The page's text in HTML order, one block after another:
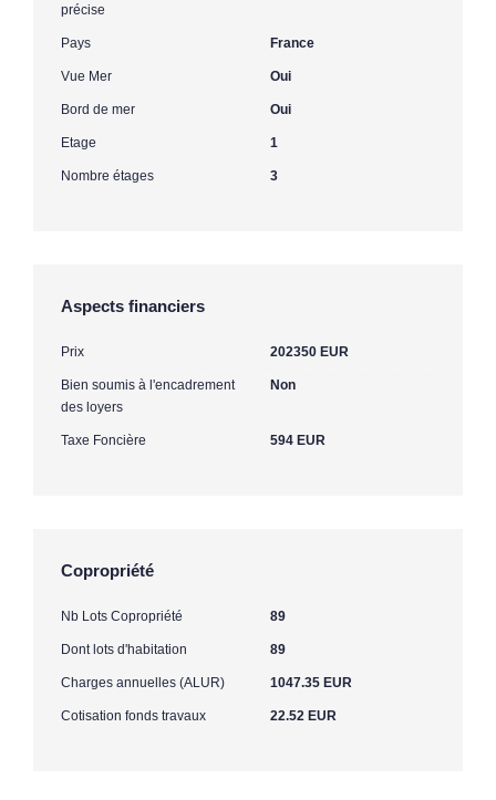
précise
Pays France
Vue Mer Oui
Bord de mer Oui
Etage 1
Nombre étages 3
Aspects financiers
Prix 202350 EUR
Bien soumis à l'encadrement
des loyers
Non
Taxe Foncière 594 EUR
Copropriété
Nb Lots Copropriété 89
Dont lots d'habitation 89
Charges annuelles (ALUR) 1047.35 EUR
Cotisation fonds travaux 22.52 EUR